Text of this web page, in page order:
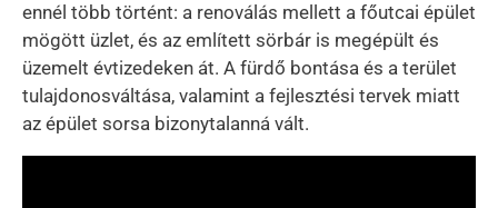
ennél több történt: a renoválás mellett a főutcai épület
mögött üzlet, és az említett sörbár is megépült és
üzemelt évtizedeken át. A fürdő bontása és a terület
tulajdonosváltása, valamint a fejlesztési tervek miatt
az épület sorsa bizonytalanná vált.